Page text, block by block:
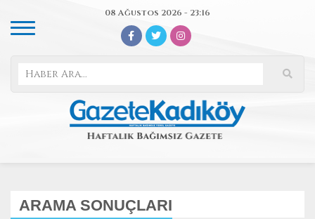
08 Ağustos 2026 - 23:16
ARAMA SONUÇLARI